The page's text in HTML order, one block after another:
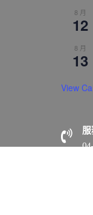
8 月
12
8 月
13
View